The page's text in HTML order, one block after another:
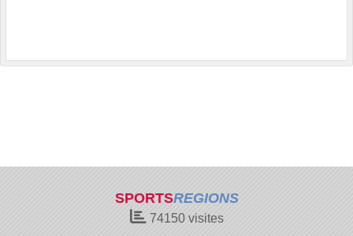
SPORTSREGIONS
74150visites